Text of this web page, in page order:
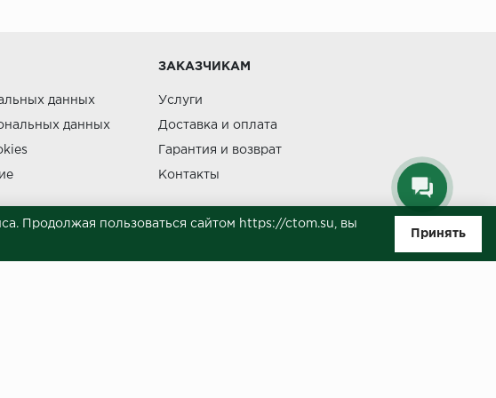
данных
данных
ЗАКАЗЧИКАМ
Услуги
Доставка и оплата
Гарантия и возврат
Контакты
Продолжая пользоваться сайтом https://ctom.su, вы
Принять